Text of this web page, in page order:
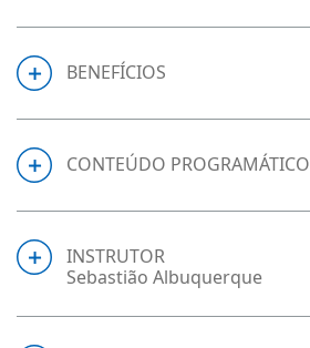
BENEFÍCIOS
CONTEÚDO PROGRAMÁTICO
INSTRUTOR
Sebastião Albuquerque